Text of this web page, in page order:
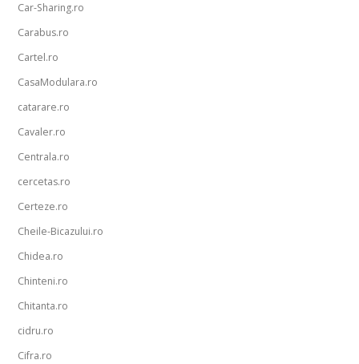
Car-Sharing.ro
Carabus.ro
Cartel.ro
CasaModulara.ro
catarare.ro
Cavaler.ro
Centrala.ro
cercetas.ro
Certeze.ro
Cheile-Bicazului.ro
Chidea.ro
Chinteni.ro
Chitanta.ro
cidru.ro
Cifra.ro